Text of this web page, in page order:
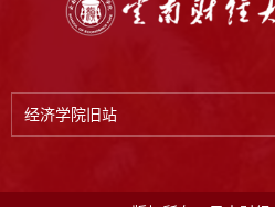
经济学院旧站